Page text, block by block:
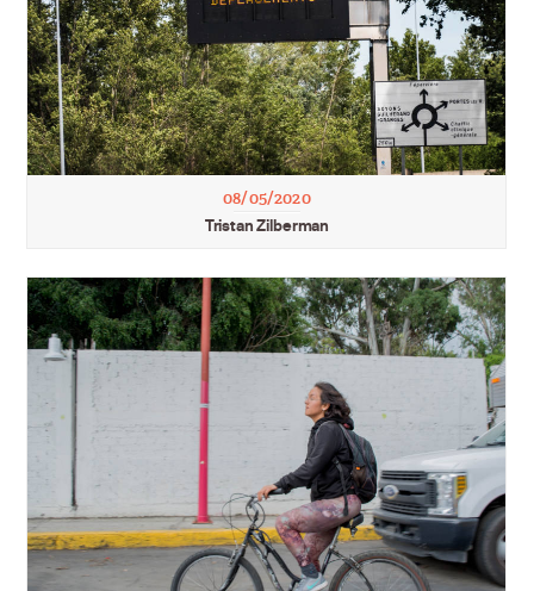
08/05/2020
Tristan Zilberman